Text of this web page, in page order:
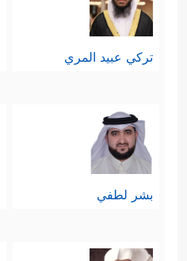
تركي عبيد المري
بشر لطفي